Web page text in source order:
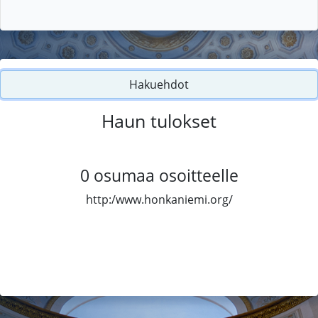
Hakuehdot
Haun tulokset
0 osumaa osoitteelle
http:/www.honkaniemi.org/